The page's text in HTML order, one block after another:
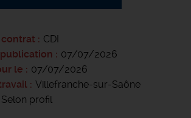
CDI
07/07/2026
le
07/07/2026
Villefranche-sur-Saône
Selon profil